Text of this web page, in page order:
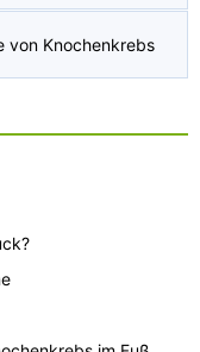
von Knochenkrebs